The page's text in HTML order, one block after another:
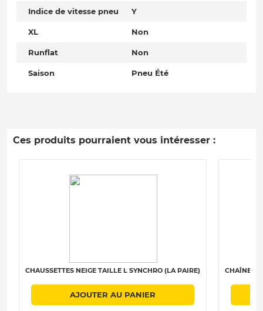
Indice de vitesse pneu Y
XL Non
Runflat Non
Saison Pneu Été
Ces produits pourraient vous intéresser :
CHAUSSETTES NEIGE TAILLE L SYNCHRO (LA PAIRE)
AJOUTER AU PANIER
CHAÎNES